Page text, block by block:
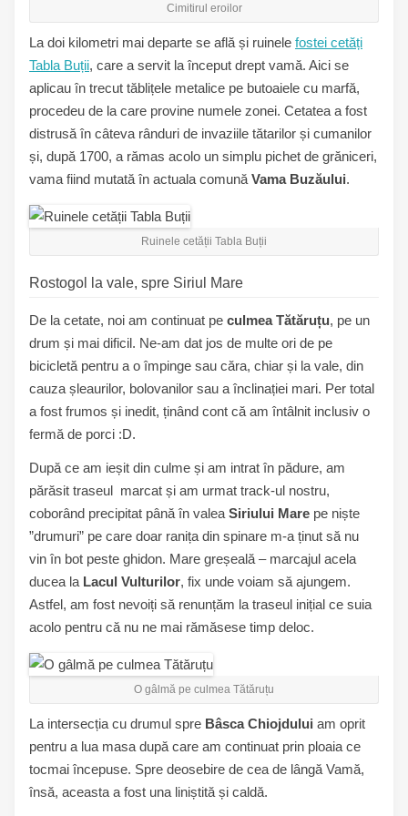
Cimitirul eroilor
La doi kilometri mai departe se află și ruinele fostei cetăți
Tabla Buții, care a servit la început drept vamă. Aici se
aplicau în trecut tăblițele metalice pe butoaiele cu marfă,
procedeu de la care provine numele zonei. Cetatea a fost
distrusă în câteva rânduri de invaziile tătarilor și cumanilor
și, după 1700, a rămas acolo un simplu pichet de grăniceri,
vama fiind mutată în actuala comună Vama Buzăului.
Ruinele cetății Tabla Buții
Rostogol la vale, spre Siriul Mare
De la cetate, noi am continuat pe culmea Tătăruțu, pe un
drum și mai dificil. Ne-am dat jos de multe ori de pe
bicicletă pentru a o împinge sau căra, chiar și la vale, din
cauza șleaurilor, bolovanilor sau a înclinației mari. Per total
a fost frumos și inedit, ținând cont că am întâlnit inclusiv o
fermă de porci :D.
După ce am ieșit din culme și am intrat în pădure, am
părăsit traseul marcat și am urmat track-ul nostru,
coborând precipitat până în valea Siriului Mare pe niște
”drumuri” pe care doar ranița din spinare m-a ținut să nu
vin în bot peste ghidon. Mare greșeală – marcajul acela
ducea la Lacul Vulturilor, fix unde voiam să ajungem.
Astfel, am fost nevoiți să renunțăm la traseul inițial ce suia
acolo pentru că nu ne mai rămăsese timp deloc.
O gâlmă pe culmea Tătăruțu
La intersecția cu drumul spre Bâsca Chiojdului am oprit
pentru a lua masa după care am continuat prin ploaia ce
tocmai începuse. Spre deosebire de cea de lângă Vamă,
însă, aceasta a fost una liniștită și caldă.